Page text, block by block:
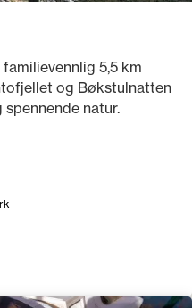
5,5 km
og Bøkstulnatten
natur.